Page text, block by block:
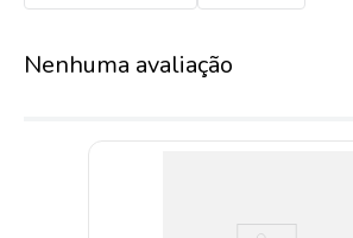
Nenhuma avaliação